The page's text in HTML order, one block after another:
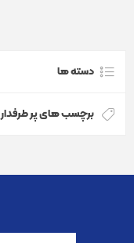
دسته ها
برچسب های پر طرفدار